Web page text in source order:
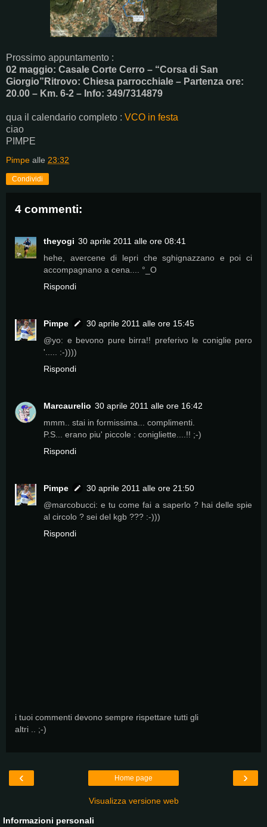
Prossimo appuntamento :
02 maggio: Casale Corte Cerro – “Corsa di San
Giorgio” Ritrovo: Chiesa parrocchiale – Partenza ore:
20.00 – Km. 6-2 – Info: 349/7314879
qua il calendario completo : VCO in festa
ciao
PIMPE
Pimpe alle 23:32
Condividi
4 commenti:
theyogi 30 aprile 2011 alle ore 08:41
hehe, avercene di lepri che sghignazzano e poi ci
accompagnano a cena.... °_O
Rispondi
Pimpe
30 aprile 2011 alle ore 15:45
@yo: e bevono pure birra!! preferivo le coniglie pero
'..... :-))))
Rispondi
Marcaurelio 30 aprile 2011 alle ore 16:42
mmm.. stai in formissima... complimenti.
P.S... erano piu' piccole : conigliette....!! ;-)
Rispondi
Pimpe
30 aprile 2011 alle ore 21:50
@marcobucci: e tu come fai a saperlo ? hai delle spie
al circolo ? sei del kgb ??? :-)))
Rispondi
i tuoi commenti devono sempre rispettare tutti gli
altri .. ;-)
‹ ›
Home page
Visualizza versione web
Informazioni personali